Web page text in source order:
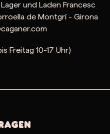
und Laden Francesc
de Montgrí - Girona
Freitag 10-17 Uhr)